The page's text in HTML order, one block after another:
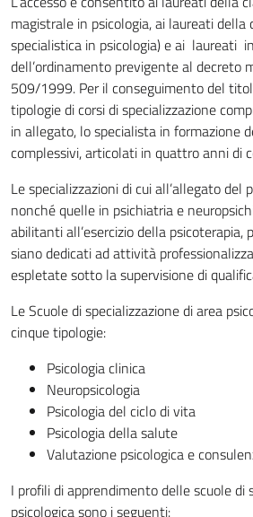
magistrale in psicologia, ai laureati
specialistica in psicologia) e ai laureati
dell’ordinamento previgente al decreto
509/1999. Per il conseguimento del
tipologie di corsi di specializzazione
in allegato, lo specialista in formazione
complessivi, articolati in quattro anni di
Le specializzazioni di cui all’allegato del
nonché quelle in psichiatria e
abilitanti all’esercizio della psicoterapia,
siano dedicati ad attività
espletate sotto la supervisione di
Le Scuole di specializzazione di area
cinque tipologie:
Psicologia clinica
Neuropsicologia
Psicologia del ciclo di vita
Psicologia della salute
Valutazione psicologica e
I profili di apprendimento delle scuole di
psicologica sono i seguenti: